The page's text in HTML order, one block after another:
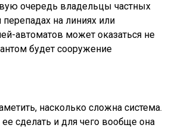
очередь владельцы частных
на линиях или
автоматов может оказаться не
будет сооружение
насколько сложна система.
сделать и для чего вообще она